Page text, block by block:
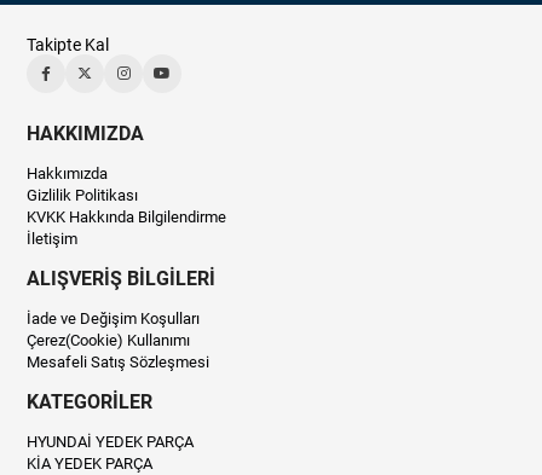
Takipte Kal
HAKKIMIZDA
Hakkımızda
Gizlilik Politikası
KVKK Hakkında Bilgilendirme
İletişim
ALIŞVERİŞ BİLGİLERİ
İade ve Değişim Koşulları
Çerez(Cookie) Kullanımı
Mesafeli Satış Sözleşmesi
KATEGORİLER
HYUNDAİ YEDEK PARÇA
KİA YEDEK PARÇA